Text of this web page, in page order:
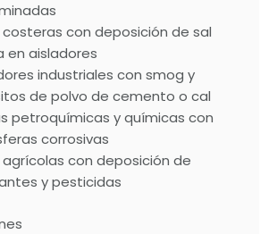
costeras con deposición de sal
en aisladores
industriales con smog y
de polvo de cemento o cal
petroquímicas y químicas con
corrosivas
agrícolas con deposición de
y pesticidas